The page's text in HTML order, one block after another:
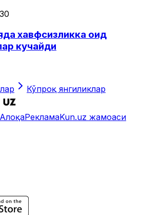
хавфсизликка оид
кучайди
Кўпроқ янгиликлар
АлоқаРекламаKun.uz жамоаси